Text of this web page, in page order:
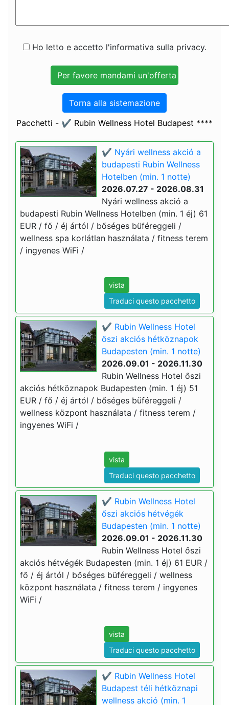
Ho letto e accetto l'informativa sulla privacy.
Torna alla sistemazione
Pacchetti - ✔️ Rubin Wellness Hotel Budapest ****
✔️ Nyári wellness akció a
budapesti Rubin Wellness
Hotelben (min. 1 notte)
2026.07.27 - 2026.08.31
Nyári wellness akció a
budapesti Rubin Wellness Hotelben (min. 1 éj) 61
EUR / fő / éj ártól / bőséges büféreggeli /
wellness spa korlátlan használata / fitness terem
/ ingyenes WiFi /
vista
Traduci questo pacchetto
✔️ Rubin Wellness Hotel
őszi akciós hétköznapok
Budapesten (min. 1 notte)
2026.09.01 - 2026.11.30
Rubin Wellness Hotel őszi
akciós hétköznapok Budapesten (min. 1 éj) 51
EUR / fő / éj ártól / bőséges büféreggeli /
wellness központ használata / fitness terem /
ingyenes WiFi /
vista
Traduci questo pacchetto
✔️ Rubin Wellness Hotel
őszi akciós hétvégék
Budapesten (min. 1 notte)
2026.09.01 - 2026.11.30
Rubin Wellness Hotel őszi
akciós hétvégék Budapesten (min. 1 éj) 61 EUR /
fő / éj ártól / bőséges büféreggeli / wellness
központ használata / fitness terem / ingyenes
WiFi /
vista
Traduci questo pacchetto
✔️ Rubin Wellness Hotel
Budapest téli hétköznapi
wellness akció (min. 1